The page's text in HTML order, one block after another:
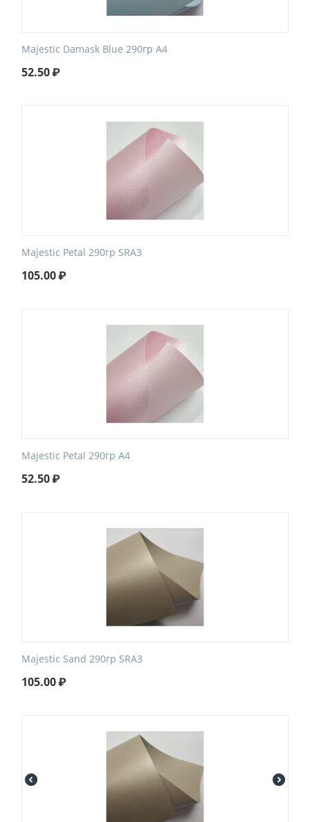
Majestic Damask Blue 290гр А4
52.50₽
Majestic Petal 290гр SRA3
105.00₽
Majestic Petal 290гр А4
52.50₽
Majestic Sand 290гр SRA3
105.00₽